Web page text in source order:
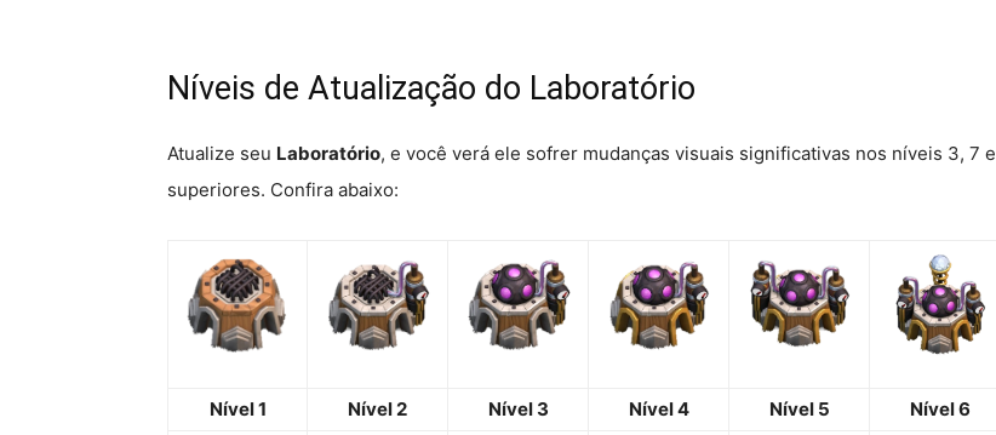
Níveis de Atualização do Laboratório
Atualize seu Laboratório, e você verá ele sofrer mudanças visuais significativas nos níveis 3, 7 e
superiores. Confira abaixo:
Nível 1 Nível 2 Nível 3 Nível 4 Nível 5 Nível 6